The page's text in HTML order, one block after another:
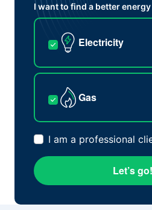
I want to find a better
Electricity
Gas
I am a professional
Let’s go!